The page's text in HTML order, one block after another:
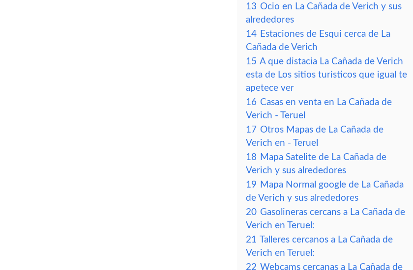
13 Ocio en La Cañada de Verich y sus
alrededores
14 Estaciones de Esqui cerca de La
Cañada de Verich
15 A que distacia La Cañada de Verich
esta de Los sitios turisticos que igual te
apetece ver
16 Casas en venta en La Cañada de
Verich - Teruel
17 Otros Mapas de La Cañada de
Verich en - Teruel
18 Mapa Satelite de La Cañada de
Verich y sus alrededores
19 Mapa Normal google de La Cañada
de Verich y sus alrededores
20 Gasolineras cercans a La Cañada de
Verich en Teruel:
21 Talleres cercanos a La Cañada de
Verich en Teruel:
22 Webcams cercanas a La Cañada de